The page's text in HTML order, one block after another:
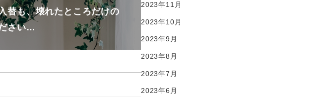
替も、壊れたところだけの
さい…
2023年11月
2023年10月
2023年9月
2023年8月
2023年7月
2023年6月